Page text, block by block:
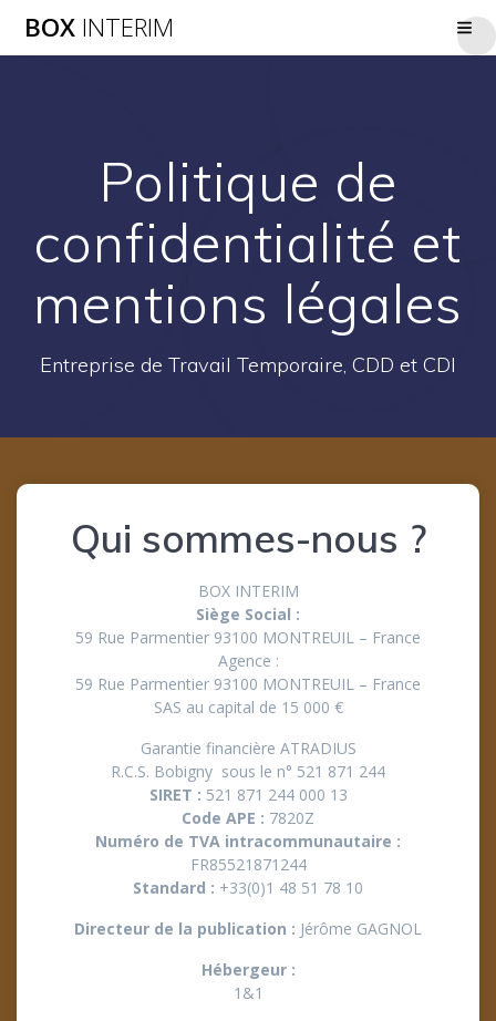
contenu
BOX INTERIM
Politique de
confidentialité et
mentions légales
Entreprise de Travail Temporaire, CDD et CDI
Qui sommes-nous ?
BOX INTERIM
Siège Social :
59 Rue Parmentier 93100 MONTREUIL – France
Agence :
59 Rue Parmentier 93100 MONTREUIL – France
SAS au capital de 15 000 €
Garantie financière ATRADIUS
R.C.S. Bobigny sous le n° 521 871 244
SIRET : 521 871 244 000 13
Code APE : 7820Z
Numéro de TVA intracommunautaire :
FR85521871244
Standard : +33(0)1 48 51 78 10
Directeur de la publication : Jérôme GAGNOL
Hébergeur :
1&1